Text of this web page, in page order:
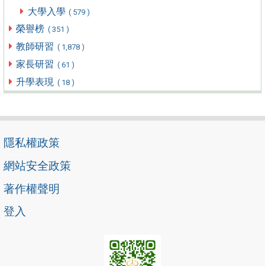
大學入學 ( 579 )
榮譽榜 ( 351 )
教師研習 ( 1,878 )
家長研習 ( 61 )
升學表現 ( 18 )
隱私權政策
網站安全政策
著作權聲明
登入